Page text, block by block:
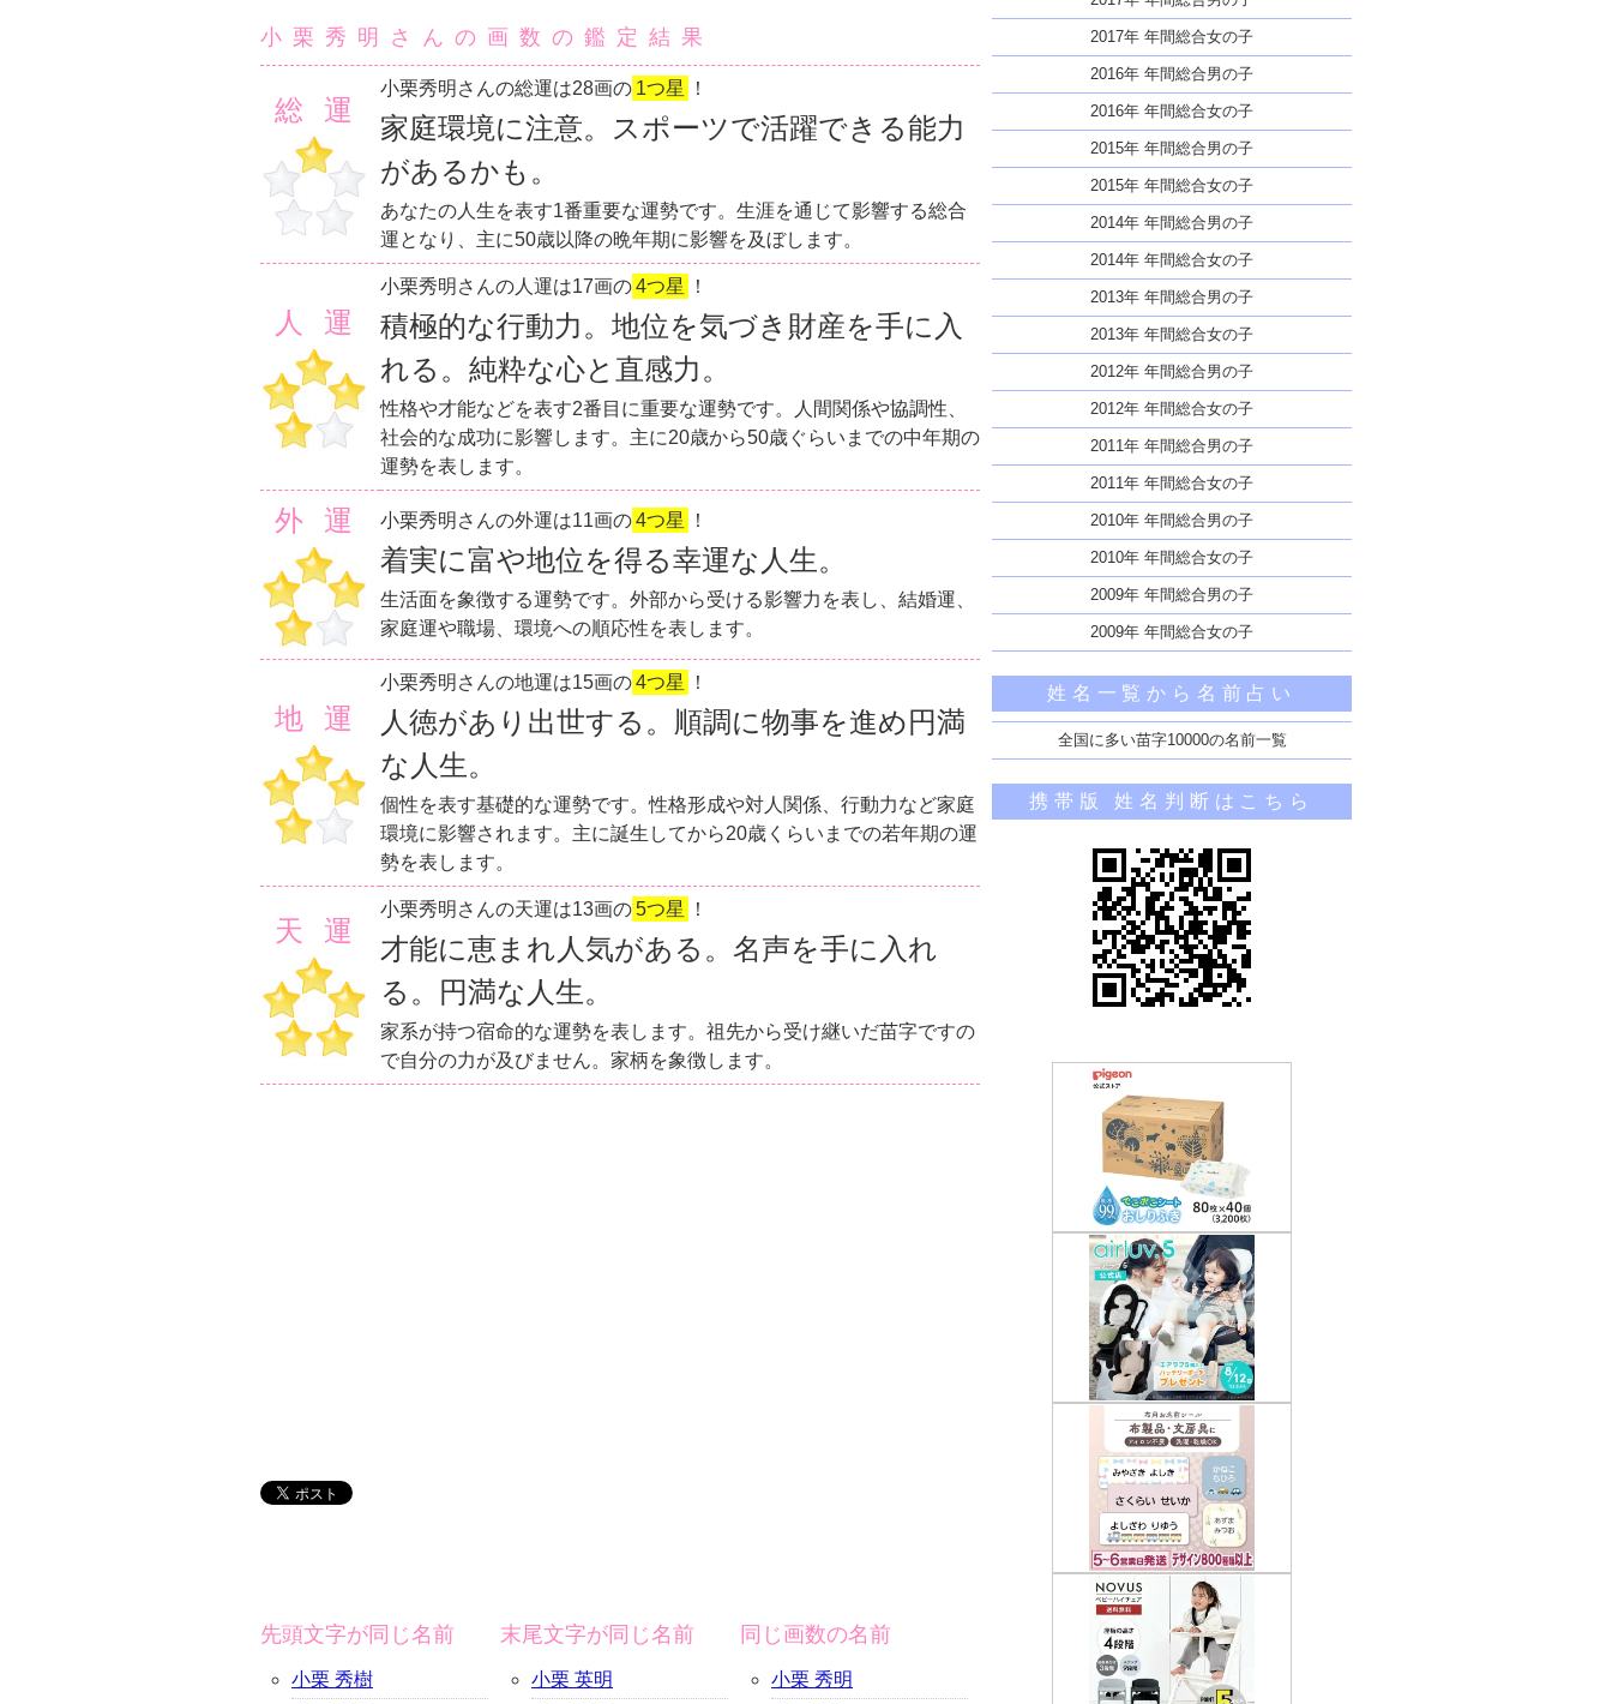
小栗秀明さんの画数の鑑定結果
総運
小栗秀明さんの総運は28画の 1つ星 ！
家庭環境に注意。スポーツで活躍できる能力
があるかも。
あなたの人生を表す1番重要な運勢です。生涯を通じて影響する総合
運となり、主に50歳以降の晩年期に影響を及ぼします。
人運
小栗秀明さんの人運は17画の4つ星 ！
積極的な行動力。地位を気づき財産を手に入
れる。純粋な心と直感力。
性格や才能などを表す2番目に重要な運勢です。人間関係や協調性、
社会的な成功に影響します。主に20歳から50歳ぐらいまでの中年期の
運勢を表します。
外運 小栗秀明さんの外運は11画の4つ星 ！
着実に富や地位を得る幸運な人生。
生活面を象徴する運勢です。外部から受ける影響力を表し、結婚運、
家庭運や職場、環境への順応性を表します。
地運
小栗秀明さんの地運は15画の4つ星 ！
人徳があり出世する。順調に物事を進め円満
な人生。
個性を表す基礎的な運勢です。性格形成や対人関係、行動力など家庭
環境に影響されます。主に誕生してから20歳くらいまでの若年期の運
勢を表します。
天運
小栗秀明さんの天運は13画の5つ星 ！
才能に恵まれ人気がある。名声を手に入れ
る。円満な人生。
家系が持つ宿命的な運勢を表します。祖先から受け継いだ苗字ですの
で自分の力が及びません。家柄を象徴します。
先頭文字が同じ名前
小栗 秀樹
末尾文字が同じ名前
小栗 英明
同じ画数の名前
小栗 秀明
2017年 年間総合女の子
2016年 年間総合男の子
2016年 年間総合女の子
2015年 年間総合男の子
2015年 年間総合女の子
2014年 年間総合男の子
2014年 年間総合女の子
2013年 年間総合男の子
2013年 年間総合女の子
2012年 年間総合男の子
2012年 年間総合女の子
2011年 年間総合男の子
2011年 年間総合女の子
2010年 年間総合男の子
2010年 年間総合女の子
2009年 年間総合男の子
2009年 年間総合女の子
姓名一覧から名前占い
全国に多い苗字10000の名前一覧
携帯版 姓名判断はこちら